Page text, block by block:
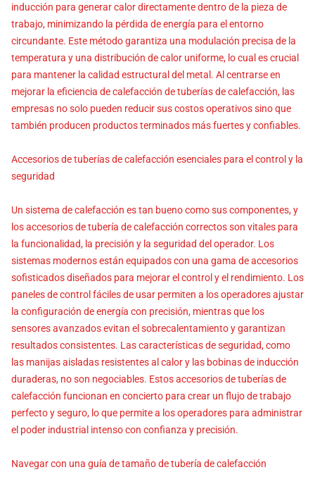
inducción para generar calor directamente dentro de la pieza de
trabajo, minimizando la pérdida de energía para el entorno
circundante. Este método garantiza una modulación precisa de la
temperatura y una distribución de calor uniforme, lo cual es crucial
para mantener la calidad estructural del metal. Al centrarse en
mejorar la eficiencia de calefacción de tuberías de calefacción, las
empresas no solo pueden reducir sus costos operativos sino que
también producen productos terminados más fuertes y confiables.
Accesorios de tuberías de calefacción esenciales para el control y la
seguridad
Un sistema de calefacción es tan bueno como sus componentes, y
los accesorios de tubería de calefacción correctos son vitales para
la funcionalidad, la precisión y la seguridad del operador. Los
sistemas modernos están equipados con una gama de accesorios
sofisticados diseñados para mejorar el control y el rendimiento. Los
paneles de control fáciles de usar permiten a los operadores ajustar
la configuración de energía con precisión, mientras que los
sensores avanzados evitan el sobrecalentamiento y garantizan
resultados consistentes. Las características de seguridad, como
las manijas aisladas resistentes al calor y las bobinas de inducción
duraderas, no son negociables. Estos accesorios de tuberías de
calefacción funcionan en concierto para crear un flujo de trabajo
perfecto y seguro, lo que permite a los operadores para administrar
el poder industrial intenso con confianza y precisión.
Navegar con una guía de tamaño de tubería de calefacción